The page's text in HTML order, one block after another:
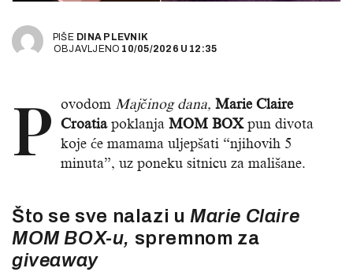
PIŠE DINA PLEVNIK
OBJAVLJENO 10/05/2026 U 12:35
P ovodom Majčinog dana, Marie Claire
Croatiapoklanja MOM BOXpun divota
koje će mamama uljepšati “njihovih 5
minuta”, uz poneku sitnicu za mališane.
Što se sve nalazi u Marie Claire
MOM BOX-u, spremnom za
giveaway